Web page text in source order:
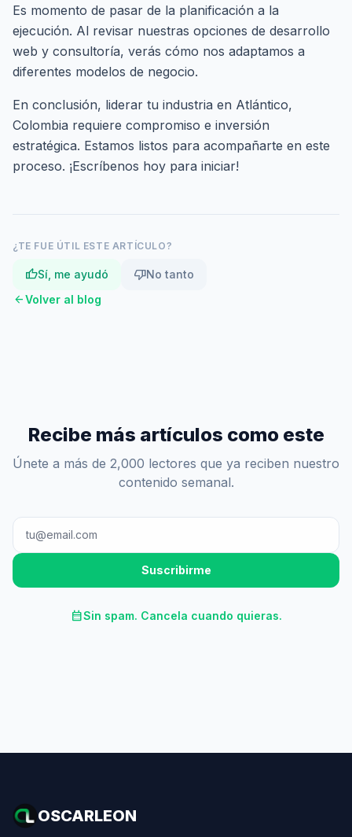
Es momento de pasar de la planificación a la
ejecución. Al revisar nuestras opciones de desarrollo
web y consultoría, verás cómo nos adaptamos a
diferentes modelos de negocio.
En conclusión, liderar tu industria en Atlántico,
Colombia requiere compromiso e inversión
estratégica. Estamos listos para acompañarte en este
proceso. ¡Escríbenos hoy para iniciar!
¿TE FUE ÚTIL ESTE ARTÍCULO?
thumb_upSí, me ayudó thumb_downNo tanto
arrow_backVolver al blog
Recibe más artículos como este
Únete a más de 2,000 lectores que ya reciben nuestro
contenido semanal.
Suscribirme
calendar_monthSin spam. Cancela cuando quieras.
OSCARLEON